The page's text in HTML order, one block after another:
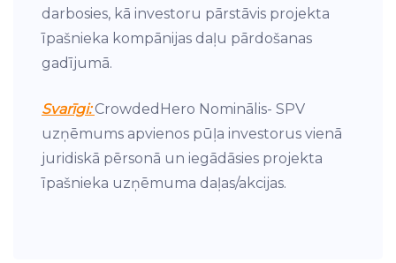
darbosies, kā investoru pārstāvis projekta
īpašnieka kompānijas daļu pārdošanas
gadījumā.
Svarīgi:CrowdedHero Nominālis- SPV
uzņēmums apvienos pūļa investorus vienā
juridiskā pērsonā un iegādāsies projekta
īpašnieka uzņēmuma daļas/akcijas.